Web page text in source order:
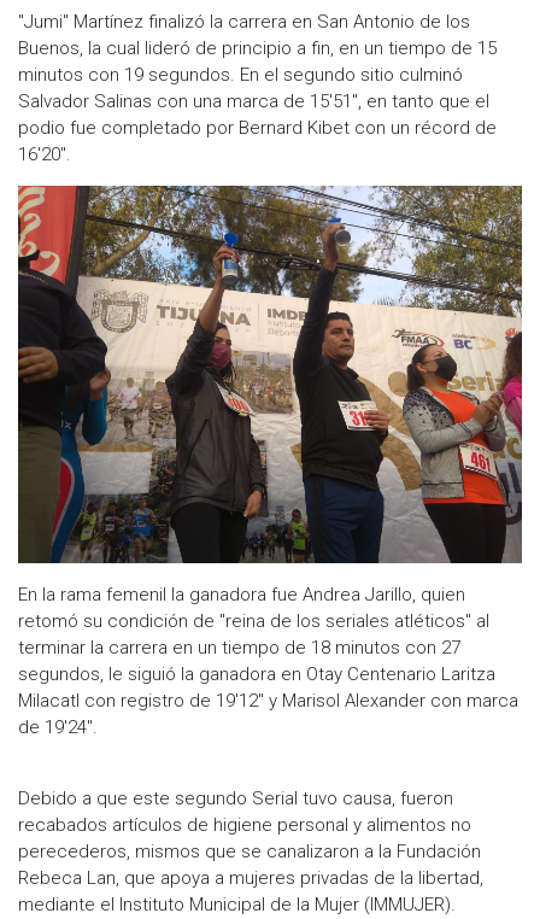
"Jumi" Martínez finalizó la carrera en San Antonio de los
Buenos, la cual lideró de principio a fin, en un tiempo de 15
minutos con 19 segundos. En el segundo sitio culminó
Salvador Salinas con una marca de 15'51", en tanto que el
podio fue completado por Bernard Kibet con un récord de
16'20".
En la rama femenil la ganadora fue Andrea Jarillo, quien
retomó su condición de "reina de los seriales atléticos" al
terminar la carrera en un tiempo de 18 minutos con 27
segundos, le siguió la ganadora en Otay Centenario Laritza
Milacatl con registro de 19'12" y Marisol Alexander con marca
de 19'24".
Debido a que este segundo Serial tuvo causa, fueron
recabados artículos de higiene personal y alimentos no
perecederos, mismos que se canalizaron a la Fundación
Rebeca Lan, que apoya a mujeres privadas de la libertad,
mediante el Instituto Municipal de la Mujer (IMMUJER).